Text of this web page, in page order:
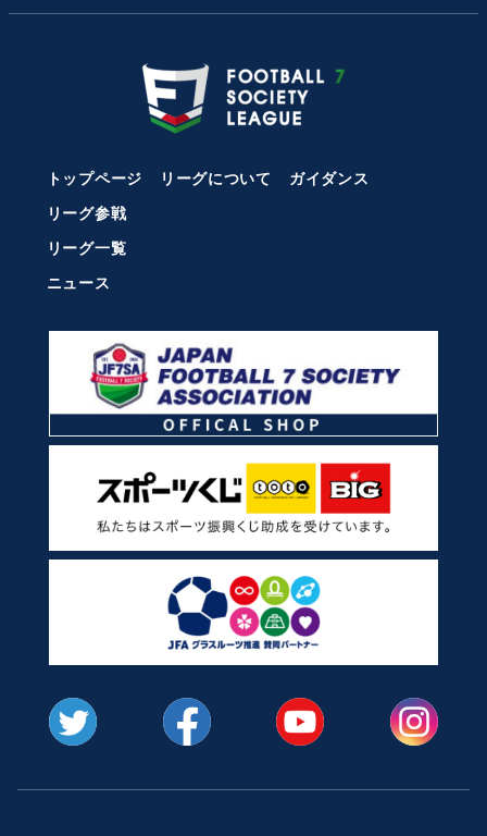
トップページ リーグについて
ガイダンス
リーグ参戦
リーグ一覧
ニュース